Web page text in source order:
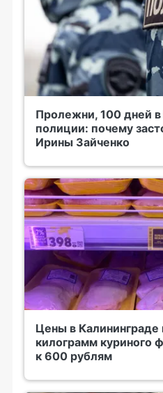
Пролежни, 100 дней
полиции: почему
Ирины Зайченко
Цены в Калининграде
килограмм куриного
к 600 рублям